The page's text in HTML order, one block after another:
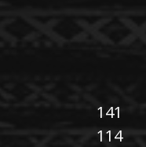
141
114